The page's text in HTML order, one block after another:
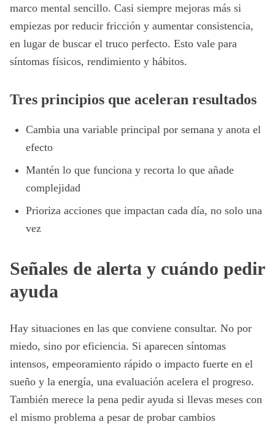
marco mental sencillo. Casi siempre mejoras más si
empiezas por reducir fricción y aumentar consistencia,
en lugar de buscar el truco perfecto. Esto vale para
síntomas físicos, rendimiento y hábitos.
Tres principios que aceleran resultados
Cambia una variable principal por semana y anota el
efecto
Mantén lo que funciona y recorta lo que añade
complejidad
Prioriza acciones que impactan cada día, no solo una
vez
Señales de alerta y cuándo pedir
ayuda
Hay situaciones en las que conviene consultar. No por
miedo, sino por eficiencia. Si aparecen síntomas
intensos, empeoramiento rápido o impacto fuerte en el
sueño y la energía, una evaluación acelera el progreso.
También merece la pena pedir ayuda si llevas meses con
el mismo problema a pesar de probar cambios